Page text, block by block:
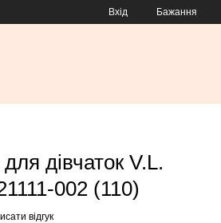
Вхід Бажання
дівчаток V.L.
002 (110)
відгук